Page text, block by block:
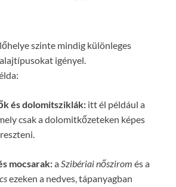
szinte mindig különleges
igényel.
és dolomitsziklák: itt él például a
csak a dolomitkőzeteken képes
mocsarak:aSzibériai nőszirom és a
ezeken a nedves, tápanyagban